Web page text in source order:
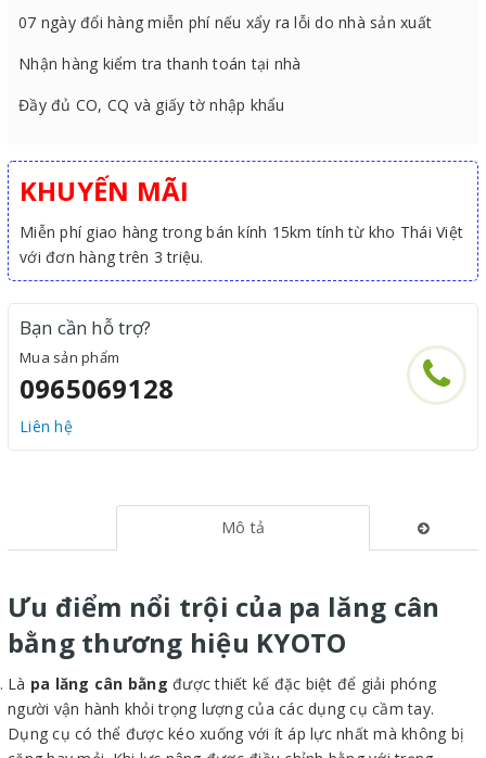
07 ngày đổi hàng miễn phí nếu xẩy ra lỗi do nhà sản xuất
Nhận hàng kiểm tra thanh toán tại nhà
Đầy đủ CO, CQ và giấy tờ nhập khẩu
KHUYẾN MÃI
Miễn phí giao hàng trong bán kính 15km tính từ kho Thái Việt
với đơn hàng trên 3 triệu.
Bạn cần hỗ trợ?
Mua sản phẩm
0965069128
Liên hệ
Mô tả
Ưu điểm nổi trội của pa lăng cân
bằng thương hiệu KYOTO
Là pa lăng cân bằng được thiết kế đặc biệt để giải phóng
người vận hành khỏi trọng lượng của các dụng cụ cầm tay.
Dụng cụ có thể được kéo xuống với ít áp lực nhất mà không bị